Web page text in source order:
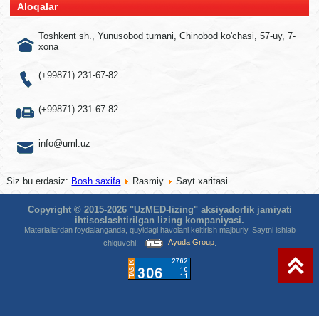
Aloqalar
Toshkent sh., Yunusobod tumani, Chinobod ko'chasi, 57-uy, 7-
xona
(+99871) 231-67-82
(+99871) 231-67-82
info@uml.uz
Siz bu erdasiz: Bosh saxifa Rasmiy Sayt xaritasi
Copyright © 2015-2026 "UzMED-lizing" aksiyadorlik jamiyati
ihtisoslashtirilgan lizing kompaniyasi.
Materiallardan foydalanganda, quyidagi havolani keltirish majburiy. Saytni ishlab
chiquvchi:
Ayuda Group.